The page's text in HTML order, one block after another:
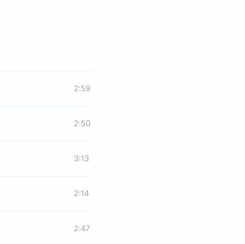
2:59
2:50
3:13
2:14
2:47